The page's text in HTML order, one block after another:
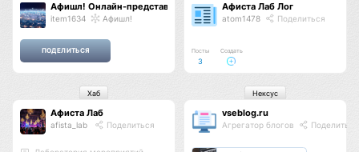
Афишл! Онлайн-представительство Афиста Лаб
item1634 Афишл!
Афиста Лаб Лог
atom1478 Поделиться
Посты
3
Создать
Афиста Лаб
afista_lab Поделиться
Хаб
vseblog.ru
Агрегатор блогов Поделиться
Нексус